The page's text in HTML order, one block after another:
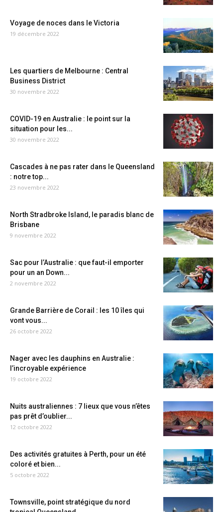
Voyage de noces dans le Victoria
19 décembre 2022
Les quartiers de Melbourne : Central
Business District
30 novembre 2022
COVID-19 en Australie : le point sur la
situation pour les...
30 novembre 2022
Cascades à ne pas rater dans le Queensland
: notre top...
23 novembre 2022
North Stradbroke Island, le paradis blanc de
Brisbane
9 novembre 2022
Sac pour l’Australie : que faut-il emporter
pour un an Down...
2 novembre 2022
Grande Barrière de Corail : les 10 îles qui
vont vous...
26 octobre 2022
Nager avec les dauphins en Australie :
l’incroyable expérience
19 octobre 2022
Nuits australiennes : 7 lieux que vous n’êtes
pas prêt d’oublier...
12 octobre 2022
Des activités gratuites à Perth, pour un été
coloré et bien...
5 octobre 2022
Townsville, point stratégique du nord